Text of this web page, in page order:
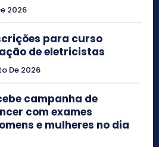
2026
para curso
de eletricistas
De 2026
campanha de
com exames
e mulheres no dia